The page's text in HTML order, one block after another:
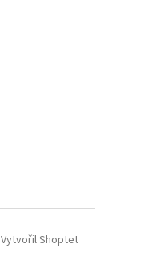
Vytvořil Shoptet